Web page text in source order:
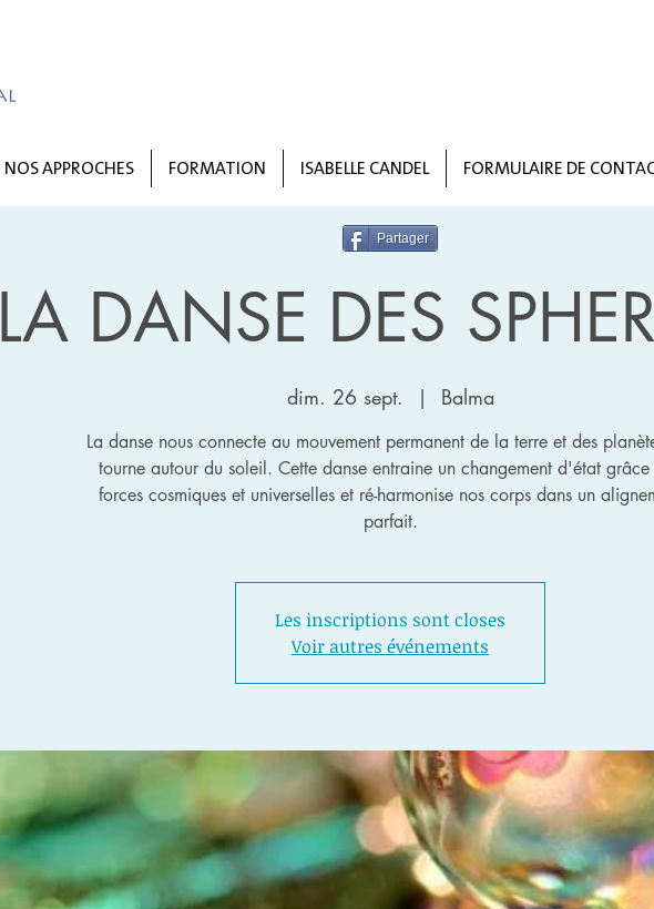
NOS APPROCHES FORMATION ISABELLE CANDEL FORMULAIRE DE
LA DANSE DES
dim. 26 sept.
  |
Balma
La danse nous connecte au mouvement permanent de la terre et des
tourne autour du soleil. Cette danse entraine un changement d'état
forces cosmiques et universelles et ré-harmonise nos corps dans un
parfait.
Les inscriptions sont closes
Voir autres événements
Partager